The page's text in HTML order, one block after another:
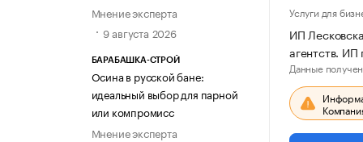
Мнение эксперта
9 августа 2026
БАРАБАШКА-СТРОЙ
Осина в русской бане:
идеальный выбор для парной
или компромисс
Мнение эксперта
Услуги для
ИП
агентств.
Данные